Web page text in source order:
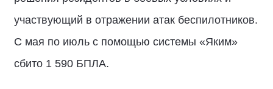
участвующий в отражении атак беспилотников.
С мая по июль с помощью системы «Яким»
сбито 1 590 БПЛА.